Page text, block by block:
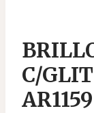
C/
AR1159